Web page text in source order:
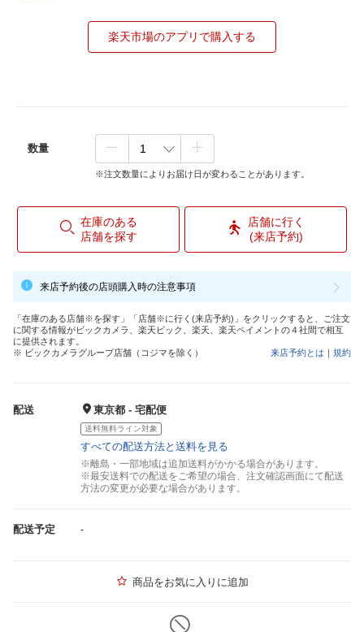
楽天市場のアプリで購入する
数量
※注文数量によりお届け日が変わることがあります。
在庫のある
店舗を探す
店舗に行く
(来店予約)
来店予約後の店頭購入時の注意事項
「在庫のある店舗※を探す」「店舗※に行く(来店予約)」をクリックすると、ご注文
に関する情報がビックカメラ、楽天ビック、楽天、楽天ペイメントの４社間で相互
に提供されます。
※ ビックカメラグループ店舗（コジマを除く）
来店予約とは ｜ 規約
配送 東京都 - 宅配便
送料無料ライン対象
すべての配送方法と送料を見る
※離島・一部地域は追加送料がかかる場合があります。
※最安送料での配送をご希望の場合、注文確認画面にて配送
方法の変更が必要な場合があります。
配送予定 -
商品をお気に入りに追加